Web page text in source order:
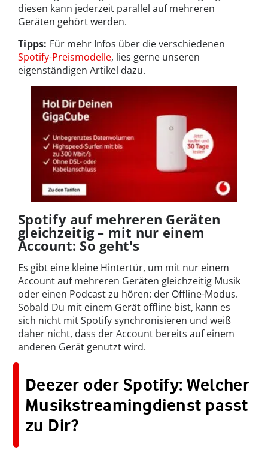
diesen kann jederzeit parallel auf mehreren
Geräten gehört werden.
Tipps: Für mehr Infos über die verschiedenen
Spotify-Preismodelle, lies gerne unseren
eigenständigen Artikel dazu.
Spotify auf mehreren Geräten
gleichzeitig – mit nur einem
Account: So geht's
Es gibt eine kleine Hintertür, um mit nur einem
Account auf mehreren Geräten gleichzeitig Musik
oder einen Podcast zu hören: der Offline-Modus.
Sobald Du mit einem Gerät offline bist, kann es
sich nicht mit Spotify synchronisieren und weiß
daher nicht, dass der Account bereits auf einem
anderen Gerät genutzt wird.
Deezer oder Spotify: Welcher
Musikstreamingdienst passt
zu Dir?